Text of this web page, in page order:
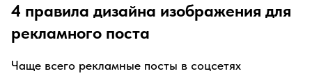
4 правила дизайна изображения для
рекламного поста
Чаще всего рекламные посты в соцсетях